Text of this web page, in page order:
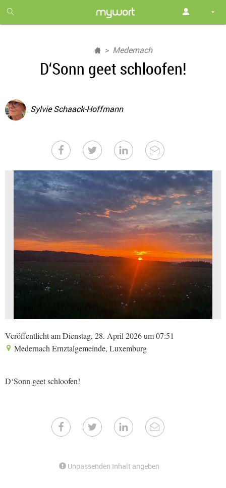
month
free
Medernach
D‘Sonn geet schloofen!
Sylvie Schaack-Hoffmann
Veröffentlicht am Dienstag, 28. April 2026 um 07:51
Medernach Ernztalgemeinde, Luxemburg
D‘Sonn geet schloofen!
Unpassenden Inhalt angeben